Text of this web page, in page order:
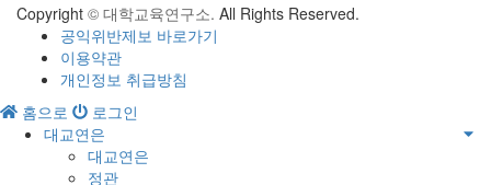
Copyright © 대학교육연구소. All Rights Reserved.
공익위반제보 바로가기
이용약관
개인정보 취급방침
홈으로
로그인
대교연은
대교연은
정관